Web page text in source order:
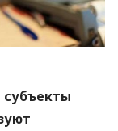
субъекты